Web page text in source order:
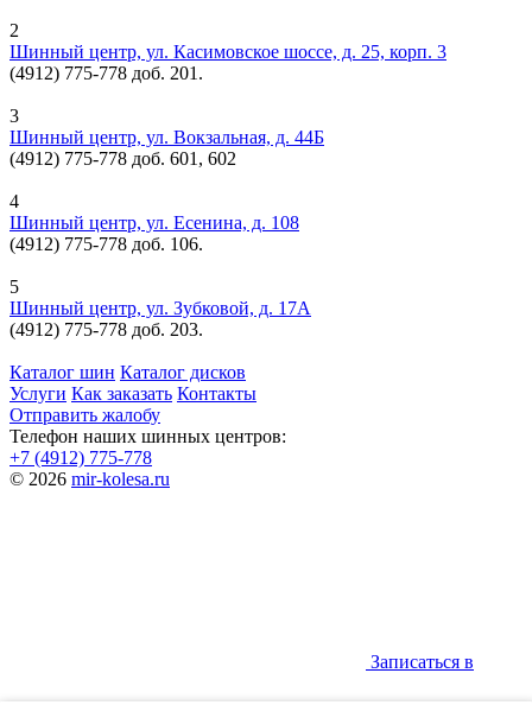
2
Шинный центр, ул. Касимовское шоссе, д. 25, корп. 3
(4912) 775-778 доб. 201.
3
Шинный центр, ул. Вокзальная, д. 44Б
(4912) 775-778 доб. 601, 602
4
Шинный центр, ул. Есенина, д. 108
(4912) 775-778 доб. 106.
5
Шинный центр, ул. Зубковой, д. 17А
(4912) 775-778 доб. 203.
Каталог шин Каталог дисков
Услуги Как заказать Контакты
Отправить жалобу
Телефон наших шинных центров:
+7 (4912) 775-778
© 2026 mir-kolesa.ru
Записаться в